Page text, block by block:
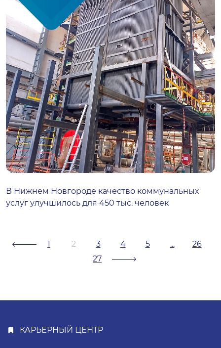
В Нижнем Новгороде качество коммунальных
услуг улучшилось для 450 тыс. человек
1 2 3 4 5 ...
26
27
КАРЬЕРНЫЙ ЦЕНТР